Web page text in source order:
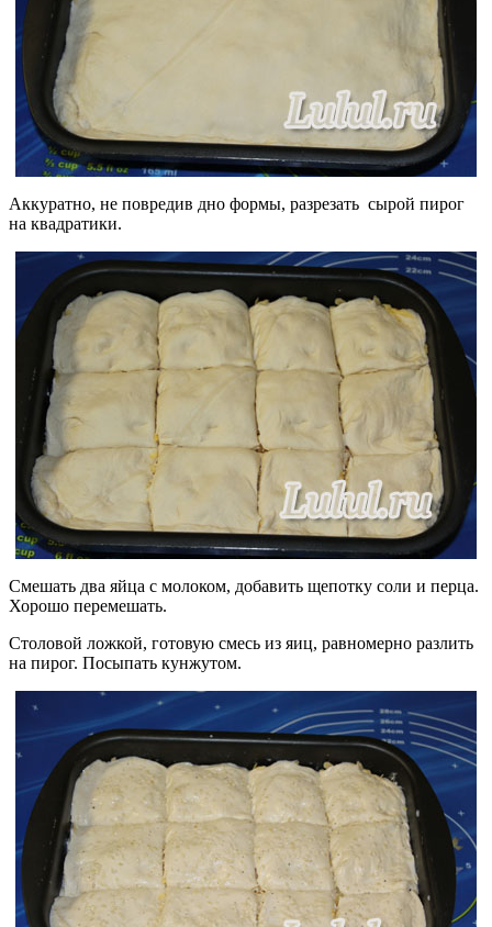
Аккуратно, не повредив дно формы, разрезать сырой пирог
на квадратики.
Смешать два яйца с молоком, добавить щепотку соли и перца.
Хорошо перемешать.
Столовой ложкой, готовую смесь из яиц, равномерно разлить
на пирог. Посыпать кунжутом.